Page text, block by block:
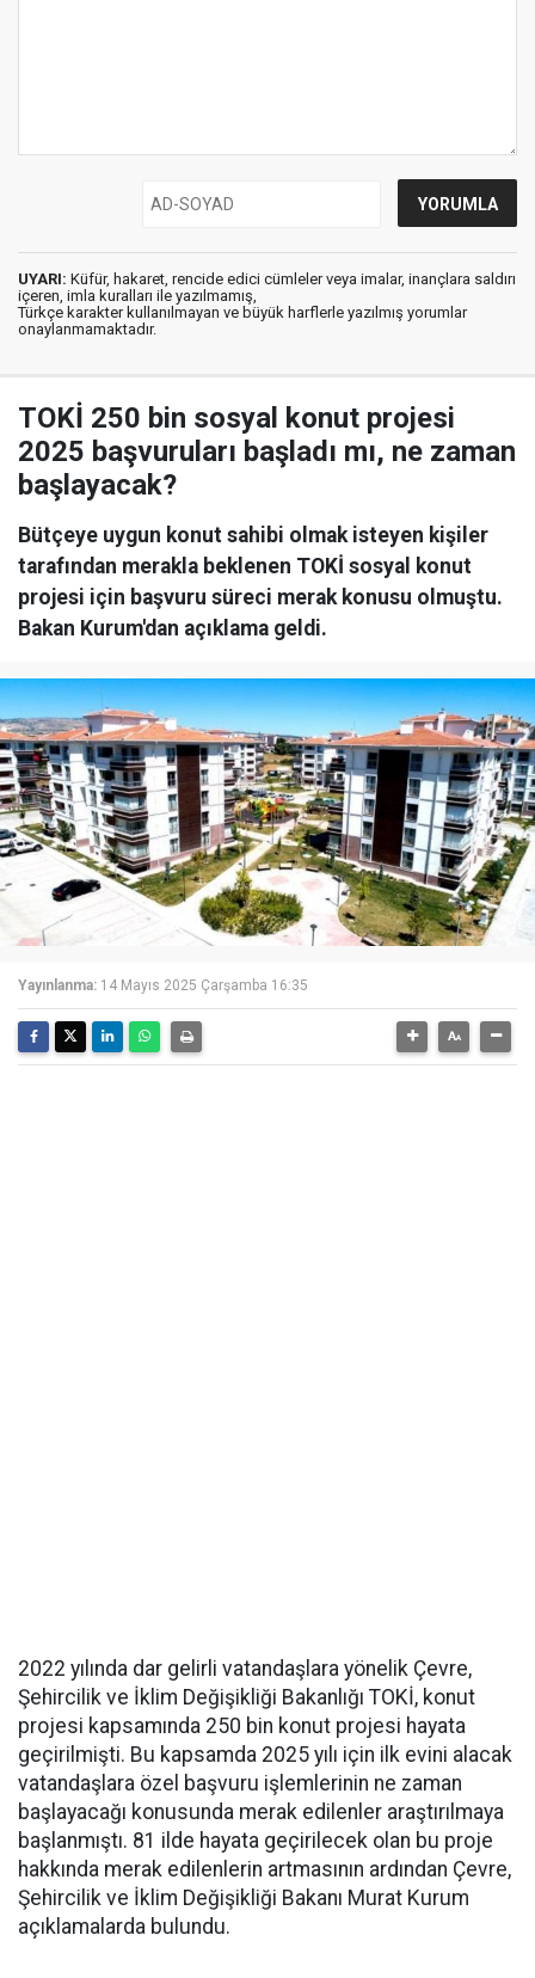
UYARI: Küfür, hakaret, rencide edici cümleler veya imalar, inançlara saldırı
içeren, imla kuralları ile yazılmamış,
Türkçe karakter kullanılmayan ve büyük harflerle yazılmış yorumlar
onaylanmamaktadır.
TOKİ 250 bin sosyal konut projesi
2025 başvuruları başladı mı, ne zaman
başlayacak?
Bütçeye uygun konut sahibi olmak isteyen kişiler
tarafından merakla beklenen TOKİ sosyal konut
projesi için başvuru süreci merak konusu olmuştu.
Bakan Kurum'dan açıklama geldi.
Yayınlanma: 14 Mayıs 2025 Çarşamba 16:35
2022 yılında dar gelirli vatandaşlara yönelik Çevre,
Şehircilik ve İklim Değişikliği Bakanlığı TOKİ, konut
projesi kapsamında 250 bin konut projesi hayata
geçirilmişti. Bu kapsamda 2025 yılı için ilk evini alacak
vatandaşlara özel başvuru işlemlerinin ne zaman
başlayacağı konusunda merak edilenler araştırılmaya
başlanmıştı. 81 ilde hayata geçirilecek olan bu proje
hakkında merak edilenlerin artmasının ardından Çevre,
Şehircilik ve İklim Değişikliği Bakanı Murat Kurum
açıklamalarda bulundu.